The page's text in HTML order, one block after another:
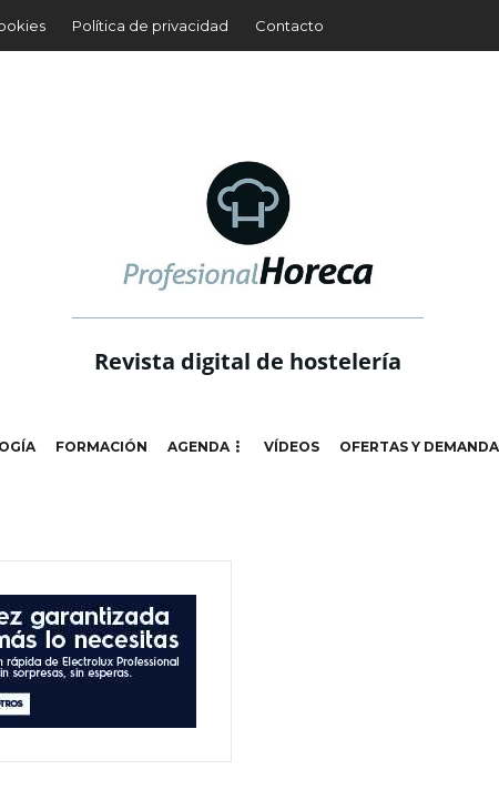
Política de privacidad Contacto
Revista digital de hostelería
FORMACIÓN AGENDA VÍDEOS OFERTAS Y